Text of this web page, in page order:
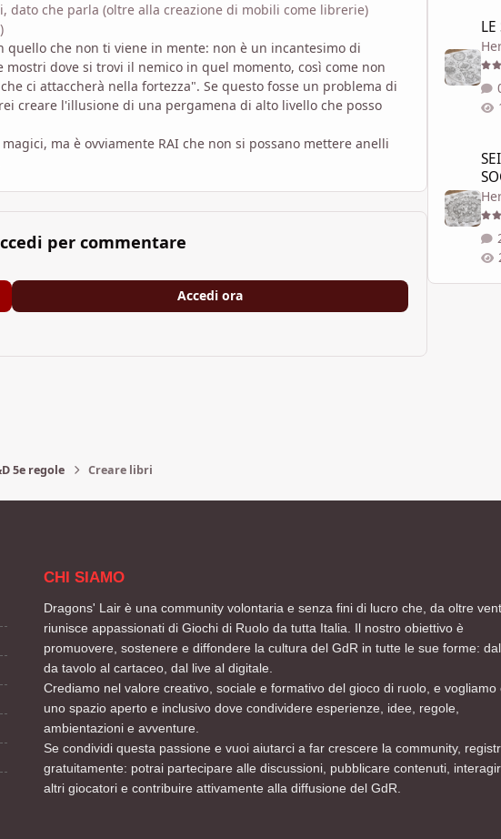
dato che parla (oltre alla creazione di mobili come librerie)
che non ti viene in mente: non è un incantesimo di
dove si trovi il nemico in quel momento, così come non
ci attaccherà nella fortezza". Se questo fosse un problema di
creare l'illusione di una pergamena di alto livello che posso
ma è ovviamente RAI che non si possano mettere anelli
per commentare
Accedi ora
LE
5e regole Creare libri
CHI SIAMO
Dragons' Lair è una community volontaria e senza fini di lucro che, da oltre
riunisce appassionati di Giochi di Ruolo da tutta Italia. Il nostro obiettivo è
promuovere, sostenere e diffondere la cultura del GdR in tutte le sue forme:
da tavolo al cartaceo, dal live al digitale.
Crediamo nel valore creativo, sociale e formativo del gioco di ruolo, e vogliamo
uno spazio aperto e inclusivo dove condividere esperienze, idee, regole,
ambientazioni e avventure.
Se condividi questa passione e vuoi aiutarci a far crescere la community,
gratuitamente: potrai partecipare alle discussioni, pubblicare contenuti,
altri giocatori e contribuire attivamente alla diffusione del GdR.